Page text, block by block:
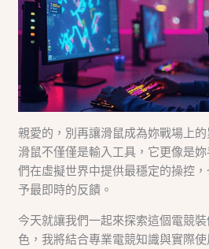
親愛的，別再讓滑鼠成為妳戰場上
滑鼠不僅僅是輸入工具，它更像是
們在虛擬世界中提供最穩定的操控
予最即時的反饋。
今天就讓我們一起來探索這個電競
色，我將結合專業電競知識與實際